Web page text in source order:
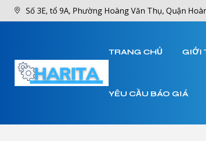
Số 3E, tổ 9A, Phường Hoàng Văn Thụ, Quận
TRANG CHỦ GIỚI
YÊU CẦU BÁO GIÁ